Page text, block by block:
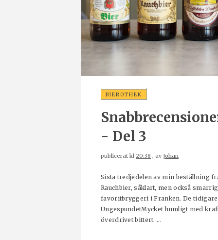
BIEROTHEK
- Del 3
publicerat kl 20:38 , avJohan
Sista tredjedelen av min beställning
Rauchbier, såklart, men också
favoritbryggeri i Franken. De tidigare
UngespundetMycket humligt med
överdrivet bittert. ...